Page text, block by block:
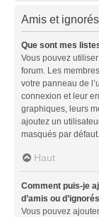
Amis et ignorés
Que sont mes
Vous pouvez
forum. Les
votre panneau de
connexion et leur
graphiques, leurs
ajoutez un
masqués par défaut.
Haut
Comment puis-je
d’amis ou
Vous pouvez